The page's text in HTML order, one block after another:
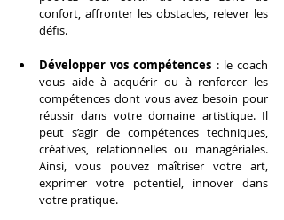
confort, affronter les obstacles, relever les
défis.
Développer vos compétences : le coach
vous aide à acquérir ou à renforcer les
compétences dont vous avez besoin pour
réussir dans votre domaine artistique. Il
peut s’agir de compétences techniques,
créatives, relationnelles ou managériales.
Ainsi, vous pouvez maîtriser votre art,
exprimer votre potentiel, innover dans
votre pratique.